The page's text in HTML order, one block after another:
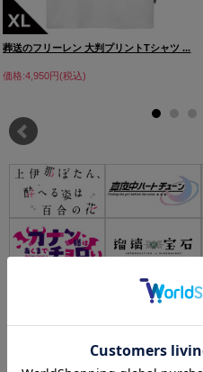
葬送のフリーレン 大判プリントTシャツ ...
価格:4,950円(税込)